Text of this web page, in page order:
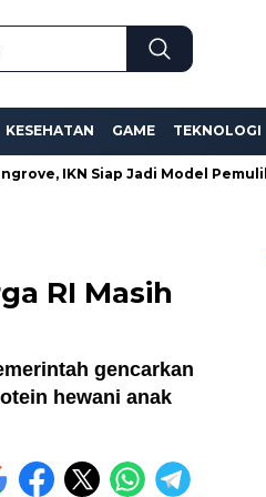
KESEHATAN GAME TEKNOLOGI
Siap Jadi Model Pemulihan
RI Masih
gencarkan
hewani anak